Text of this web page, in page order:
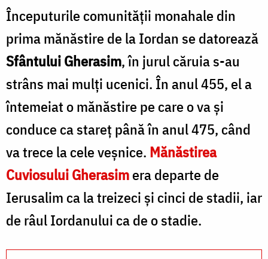
Începuturile comunităţii monahale din
prima mănăstire de la Iordan se datorează
Sfântului Gherasim, în jurul căruia s-au
strâns mai mulţi ucenici. În anul 455, el a
întemeiat o mănăstire pe care o va şi
conduce ca stareţ până în anul 475, când
va trece la cele veşnice. Mănăstirea
Cuviosului Gherasimera departe de
Ierusalim ca la treizeci şi cinci de stadii, iar
de râul Iordanului ca de o stadie.